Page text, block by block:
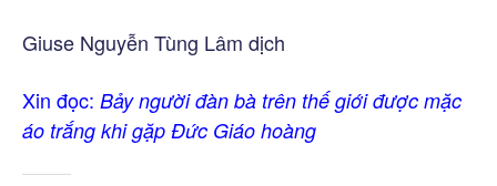
Giuse Nguyễn Tùng Lâm dịch
Xin đọc: Bảy người đàn bà trên thế giới được mặc
áo trắng khi gặp Đức Giáo hoàng